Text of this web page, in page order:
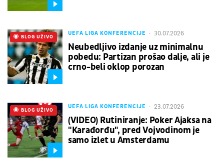
UEFA LIGA KONFERENCIJE 30.07.2026
Neubedljivo izdanje uz minimalnu
pobedu: Partizan prošao dalje, ali je
crno-beli oklop porozan
UŽIVO
BLOG UŽIVO
UEFA LIGA KONFERENCIJE 23.07.2026
(VIDEO) Rutiniranje: Poker Ajaksa na
"Karađorđu", pred Vojvodinom je
samo izlet u Amsterdamu
UŽIVO
BLOG UŽIVO